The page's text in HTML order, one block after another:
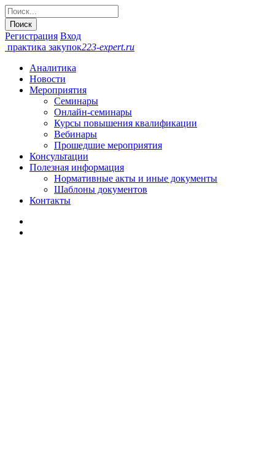
Регистрация Вход
практика закупок223-expert.ru
Аналитика
Новости
Мероприятия
Семинары
Онлайн-cеминары
Курсы повышения квалификации
Вебинары
Прошедшие мероприятия
Консультации
Полезная информация
Нормативные акты и иные документы
Шаблоны документов
Контакты